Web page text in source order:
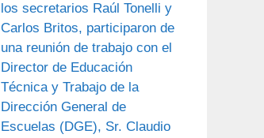
los secretarios Raúl Tonelli y
Carlos Britos, participaron de
una reunión de trabajo con el
Director de Educación
Técnica y Trabajo de la
Dirección General de
Escuelas (DGE), Sr. Claudio